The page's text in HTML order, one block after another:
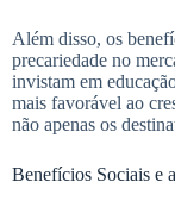
Além disso, os
precariedade no
invistam em
mais favorável ao
não apenas os
Benefícios Sociais e